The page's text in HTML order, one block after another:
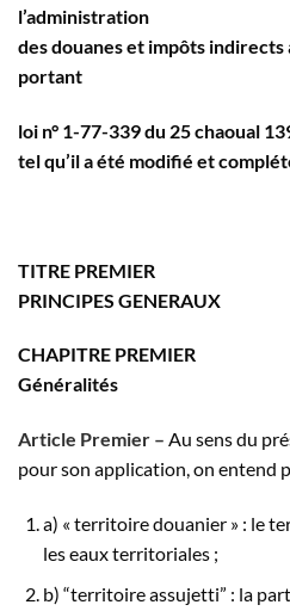
l’administra­tion
des douanes et impôts
portant
loi n° 1-77-339 du 25 chaoual
tel qu’il a été modifié et
TITRE PREMIER
PRINCIPES GENERAUX
CHAPITRE PREMIER
Généralités
Article Premier – Au sens du
pour son application, on entend
a) « territoire douanier » : le
les eaux territoriales ;
b) “territoire assujetti” : la